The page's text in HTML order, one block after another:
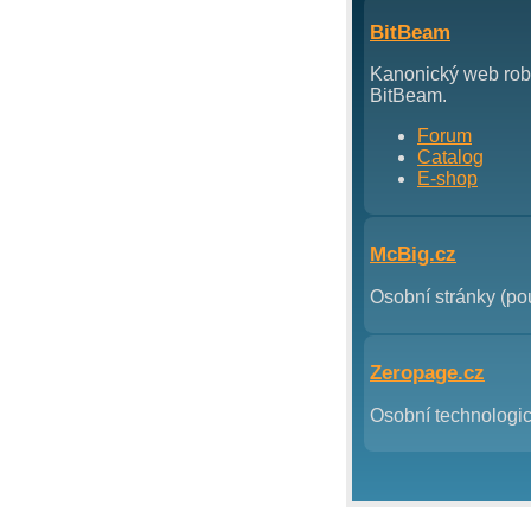
BitBeam
Kanonický web
BitBeam.
Forum
Catalog
E-shop
McBig.cz
Osobní stránky
Zeropage.cz
Osobní